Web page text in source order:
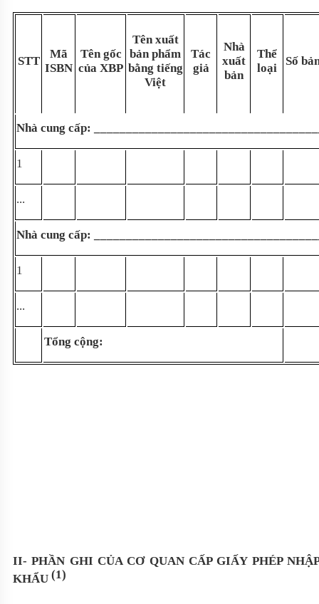
STT
Mã
ISBN
Tên gốc
của XBP
Tên xuất
bản phẩm
bằng tiếng
Việt
Tác
giả
Nhà
xuất
bản
Thể
loại
Số
Nhà cung cấp:
1
...
Nhà cung cấp:
1
...
Tổng cộng:
II- PHẦN GHI CỦA CƠ QUAN CẤP GIẤY PHÉP
KHẨU (1)